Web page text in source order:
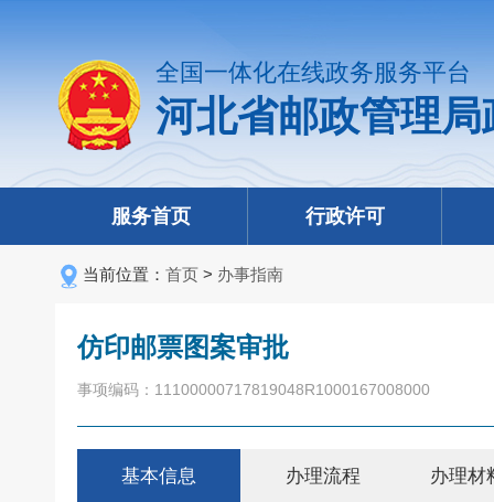
全国一体化在线政务服务平台
河北省邮政管理
服务首页 行政许可
当前位置： 首页 > 办事指南
仿印邮票图案审批
事项编码：11100000717819048R1000167008000
基本信息 办理流程 办理材